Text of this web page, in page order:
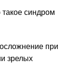
такое синдром
при
зрелых